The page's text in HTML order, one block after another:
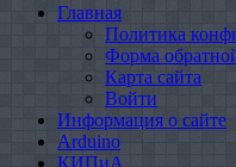
Главная
Политика
Форма
Карта сайта
Войти
Информация о сайте
Arduino
КИПиА